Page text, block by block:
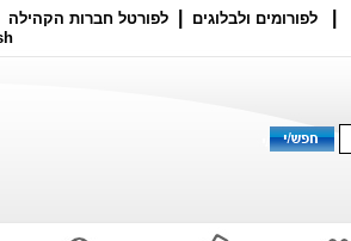
לפורומים ולבלוגים לפורטל חברות הקהילה